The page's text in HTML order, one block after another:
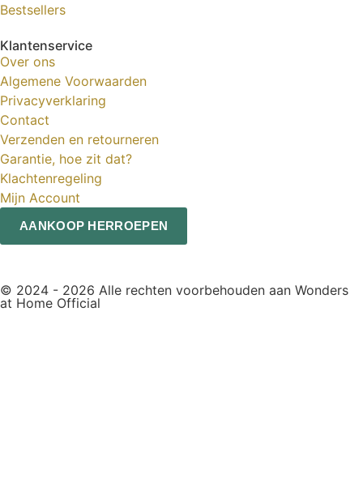
Bestsellers
Klantenservice
Over ons
Algemene Voorwaarden
Privacyverklaring
Contact
Verzenden en retourneren
Garantie, hoe zit dat?
Klachtenregeling
Mijn Account
AANKOOP HERROEPEN
© 2024 - 2026 Alle rechten voorbehouden aan Wonders
at Home Official